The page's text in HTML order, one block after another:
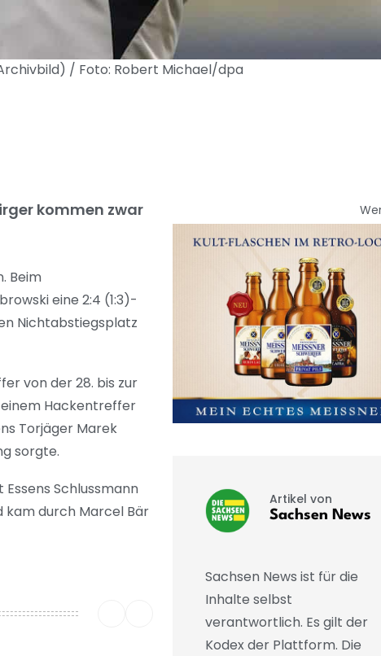
/ Foto: Robert Michael/dpa
kommen zwar
Beim
eine 2:4 (1:3)-
Nichtabstiegsplatz
von der 28. bis zur
Hackentreffer
Torjäger Marek
sorgte.
Schlussmann
kam durch Marcel Bär
Artikel von
Sachsen News
Sachsen News ist für die
Inhalte selbst
verantwortlich. Es gilt der
Kodex der Plattform. Die